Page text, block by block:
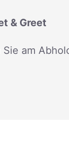
& Greet
am